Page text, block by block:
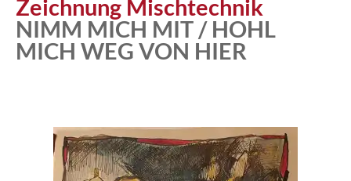
Atelier
Zeichnung Mischtechnik
NIMM MICH MIT / HOHL
MICH WEG VON HIER